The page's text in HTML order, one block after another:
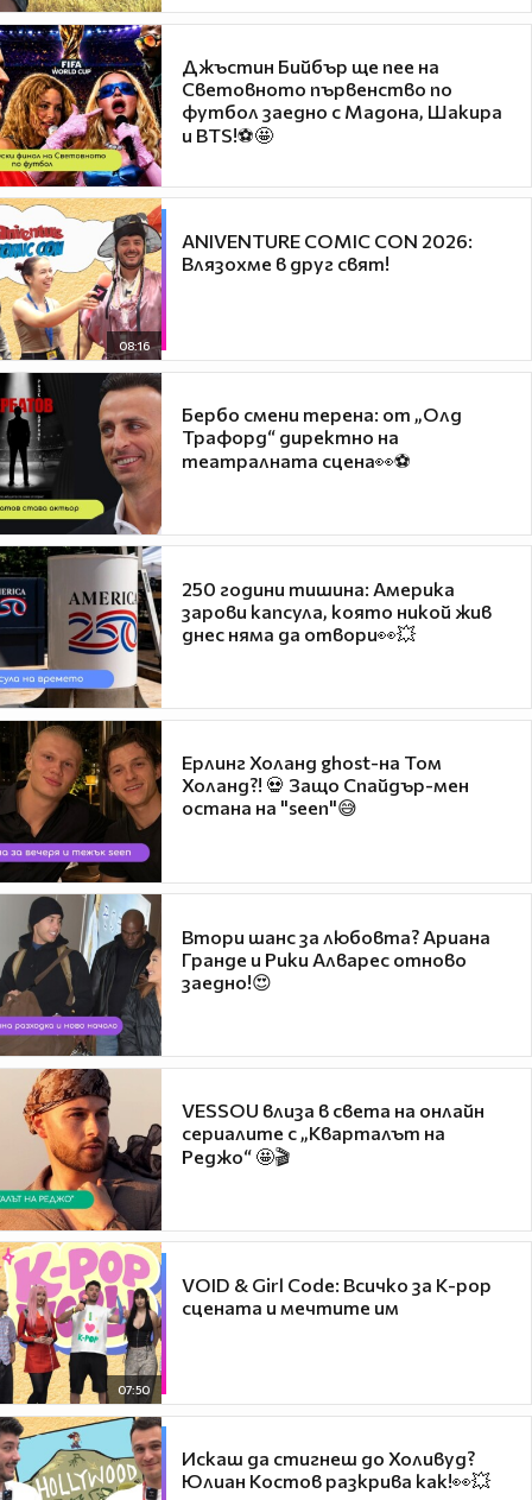
Джъстин Бийбър ще пее на
Световното първенство по
футбол заедно с Мадона, Шакира
и BTS!⚽🤩
08:16
ANIVENTURE COMIC CON 2026:
Влязохме в друг свят!
Бербо смени терена: от „Олд
Трафорд“ директно на
театралната сцена👀⚽
250 години тишина: Америка
зарови капсула, която никой жив
днес няма да отвори👀💥
Ерлинг Холанд ghost-на Том
Холанд?! 💀 Защо Спайдър-мен
остана на "seen"😅
Втори шанс за любовта? Ариана
Гранде и Рики Алварес отново
заедно!😍
VESSOU влиза в света на онлайн
сериалите с „Кварталът на
Реджо“ 🤩🎬
07:50
VOID & Girl Code: Всичко за K-pop
сцената и мечтите им
Искаш да стигнеш до Холивуд?
Юлиан Костов разкрива как!👀💥